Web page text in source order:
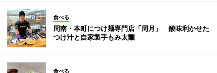
食べる
周南・本町につけ麺専門店「周月」 酸味利かせた
つけ汁と自家製手もみ太麺
食べる